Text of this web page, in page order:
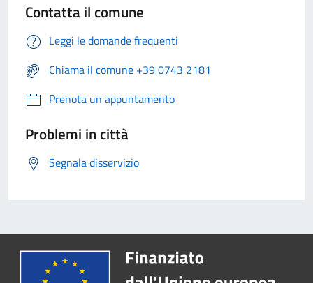
Contatta il comune
Leggi le domande frequenti
Chiama il comune +39 0743 2181
Prenota un appuntamento
Problemi in città
Segnala disservizio